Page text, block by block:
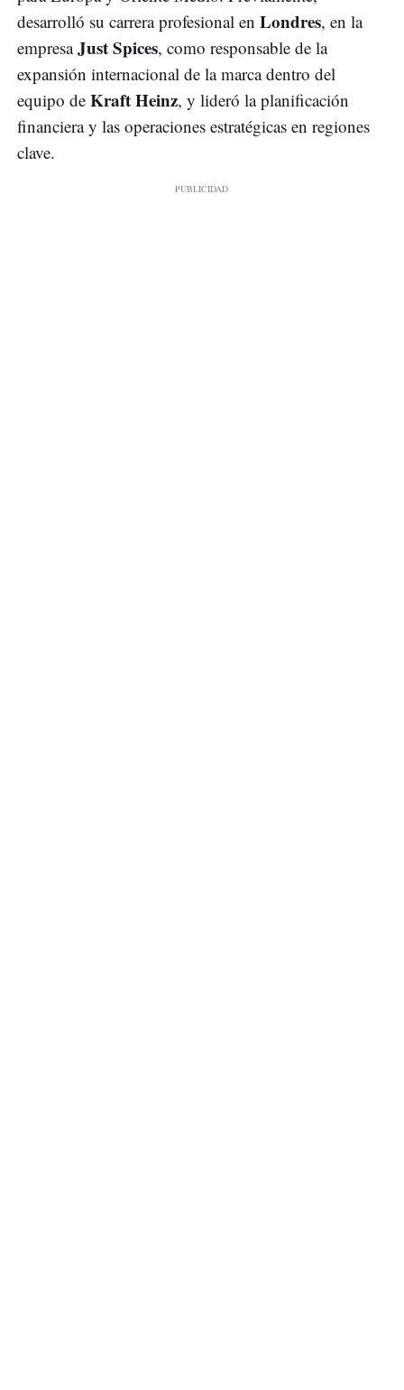
desarrolló su carrera profesional en Londres, en la
empresaJust Spices, como responsable de la
expansión internacional de la marca dentro del
equipo de Kraft Heinz, y lideró la planificación
financiera y las operaciones estratégicas en regiones
clave.